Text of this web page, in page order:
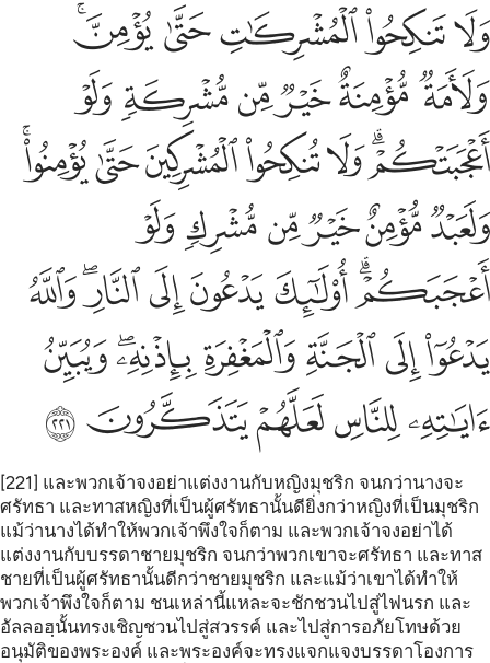
ولا تنكحوا المشركات حتى يومن ولامة مومنة خير من مشركة ولو
وَلَا تَنكِحُوا۟ ٱلْمُشْرِكَـٰتِ حَتَّىٰ يُؤْمِنَّ ۚ وَلَأَمَةٌۭ مُّؤْمِنَةٌ خَيْرٌۭ مِّن مُّشْرِكَةٍۢ وَلَوْ
ﱢﱣﱤﱥﱦﱧ
ﱨﱩﱪﱫﱬﱭ
ﱮﱯﱰﱱﱲﱳﱴﱵ
ﱶﱷﱸﱹﱺﱻ
ﱼﱽﱾﱿﲀﲁﲂﲃ
ﲄﲅﲆﲇﲈﲉﲊ
ﲋﲌﲍﲎﲏ
[221] และพวกเจ้าจงอย่าแต่งงานกับหญิงมุชริก จนกว่านางจะ
ศรัทธา และทาสหญิงที่เป็นผู้ศรัทธานั้นดียิ่งกว่าหญิงที่เป็นมุชริก
แม้ว่านางได้ทำให้พวกเจ้าพึงใจก็ตาม และพวกเจ้าจงอย่าได้
แต่งงานกับบรรดาชายมุชริก จนกว่าพวกเขาจะศรัทธา และทาส
ชายที่เป็นผู้ศรัทธานั้นดีกว่าชายมุชริก และแม้ว่าเขาได้ทำให้
พวกเจ้าพึงใจก็ตาม ชนเหล่านี้แหละจะชักชวนไปสู่ไฟนรก และ
อัลลอฮฺนั้นทรงเชิญชวนไปสู่สวรรค์ และไปสู่การอภัยโทษด้วย
อนุมัติของพระองค์ และพระองค์จะทรงแจกแจงบรรดาโองการ